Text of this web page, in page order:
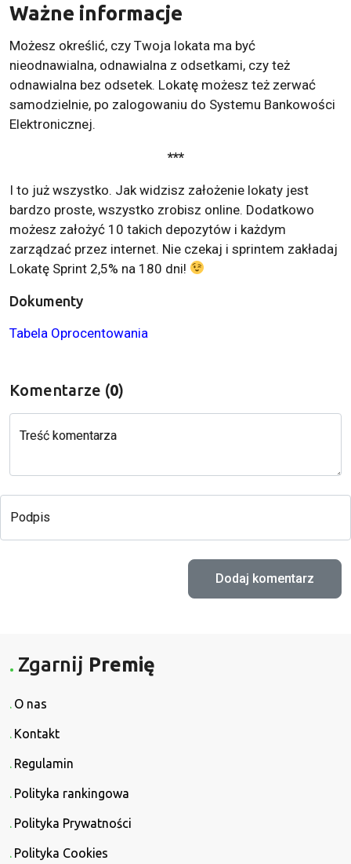
Ważne informacje
Możesz określić, czy Twoja lokata ma być
nieodnawialna, odnawialna z odsetkami, czy też
odnawialna bez odsetek. Lokatę możesz też zerwać
samodzielnie, po zalogowaniu do Systemu Bankowości
Elektronicznej.
***
I to już wszystko. Jak widzisz założenie lokaty jest
bardzo proste, wszystko zrobisz online. Dodatkowo
możesz założyć 10 takich depozytów i każdym
zarządzać przez internet. Nie czekaj i sprintem zakładaj
Lokatę Sprint 2,5% na 180 dni!
Dokumenty
Tabela Oprocentowania
Komentarze (0)
Treść komentarza
Podpis
Zgarnij Premię
O nas
Kontakt
Regulamin
Polityka rankingowa
Polityka Prywatności
Polityka Cookies